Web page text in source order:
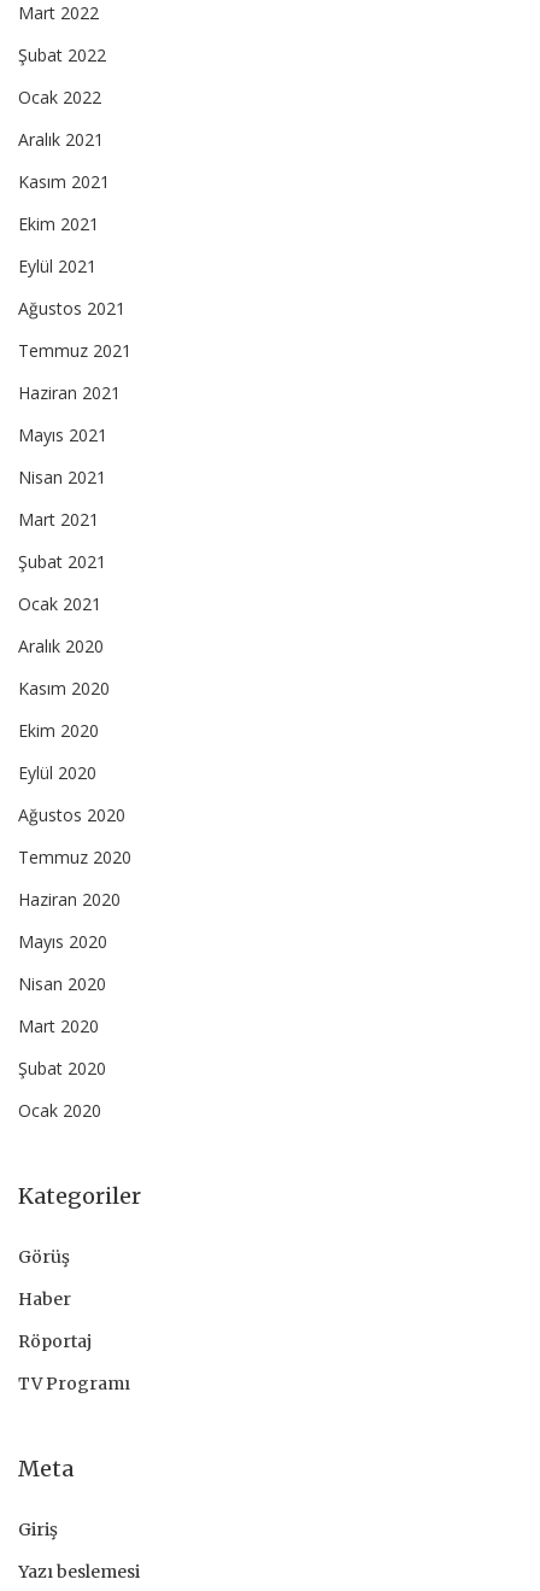
Mart 2022
Şubat 2022
Ocak 2022
Aralık 2021
Kasım 2021
Ekim 2021
Eylül 2021
Ağustos 2021
Temmuz 2021
Haziran 2021
Mayıs 2021
Nisan 2021
Mart 2021
Şubat 2021
Ocak 2021
Aralık 2020
Kasım 2020
Ekim 2020
Eylül 2020
Ağustos 2020
Temmuz 2020
Haziran 2020
Mayıs 2020
Nisan 2020
Mart 2020
Şubat 2020
Ocak 2020
Kategoriler
Görüş
Haber
Röportaj
TV Programı
Meta
Giriş
Yazı beslemesi